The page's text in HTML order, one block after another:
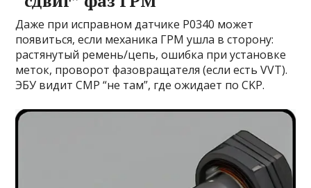
Даже при исправном датчике P0340 может
появиться, если механика ГРМ ушла в сторону:
растянутый ремень/цепь, ошибка при установке
меток, проворот фазовращателя (если есть VVT).
ЭБУ видит CMP “не там”, где ожидает по CKP.